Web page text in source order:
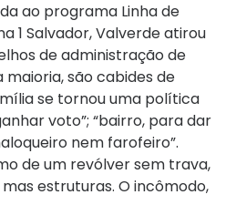
ao programa Linha de
1 Salvador, Valverde atirou
de administração de
são cabides de
se tornou uma política
voto”; “bairro, para dar
nem farofeiro”.
de um revólver sem trava,
estruturas. O incômodo,